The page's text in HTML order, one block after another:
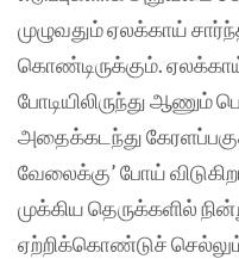
முழுவதும் ஏலக்காய்
கொண்டிருக்கும். ஏலக்காய்
போடியிலிருந்து ஆணும்
அதைக்கடந்து
வேலைக்கு’ போய்
முக்கிய தெருக்களில்
ஏற்றிக்கொண்டுச்